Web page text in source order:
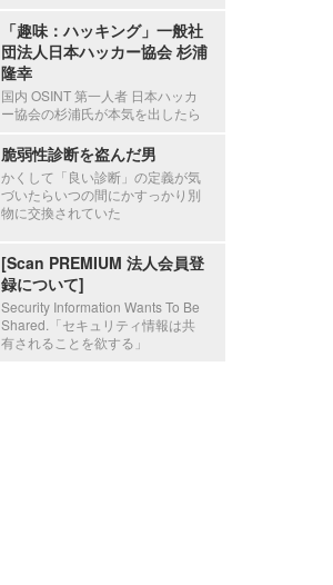
「趣味：ハッキング」一般社
団法人日本ハッカー協会 杉浦
隆幸
国内 OSINT 第一人者 日本ハッカ
ー協会の杉浦氏が本気を出したら
脆弱性診断を盗んだ男
かくして「良い診断」の定義が気
づいたらいつの間にかすっかり別
物に交換されていた
[Scan PREMIUM 法人会員登
録について]
Security Information Wants To Be
Shared.「セキュリティ情報は共
有されることを欲する」